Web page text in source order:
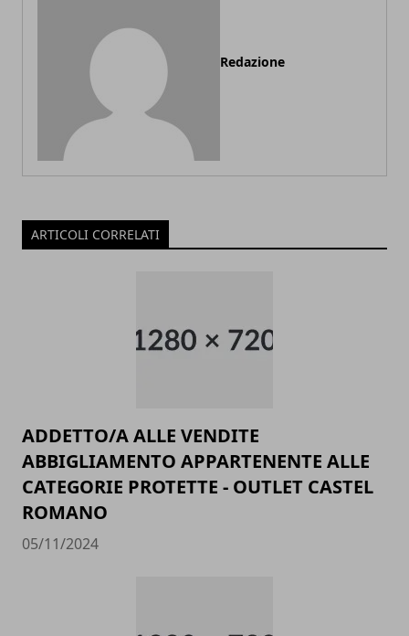
Redazione
ARTICOLI CORRELATI
ADDETTO/A ALLE VENDITE
ABBIGLIAMENTO APPARTENENTE ALLE
CATEGORIE PROTETTE - OUTLET CASTEL
ROMANO
05/11/2024